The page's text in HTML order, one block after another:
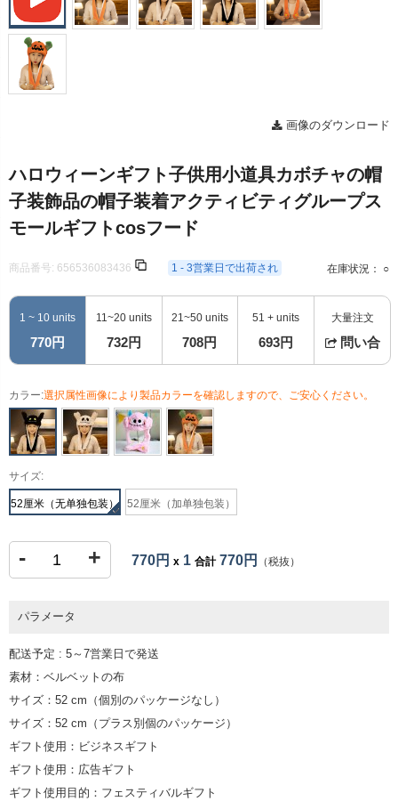
画像のダウンロード
ハロウィーンギフト子供用小道具カボチャの帽
子装飾品の帽子装着アクティビティグループス
モールギフトcosフード
商品番号: 656536083436 1 - 3営業日で出荷され 在庫状況： ○
1 ~ 10 units
770円
11~20 units
732円
21~50 units
708円
51 + units
693円
大量注文
問い合
カラー:選択属性画像により製品カラーを確認しますので、ご安心ください。
サイズ:
52厘米（无单独包装） 52厘米（加单独包装）
- + 770円 x 1 合計770円 （税抜）
パラメータ
配送予定 : 5～7営業日で発送
素材：ベルベットの布
サイズ：52 cm（個別のパッケージなし）
サイズ：52 cm（プラス別個のパッケージ）
ギフト使用：ビジネスギフト
ギフト使用：広告ギフト
ギフト使用目的：フェスティバルギフト